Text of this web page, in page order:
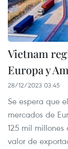
Vietnam
Europa y
28/12/2023 03:45
Se espera que
mercados de
125 mil
valor de